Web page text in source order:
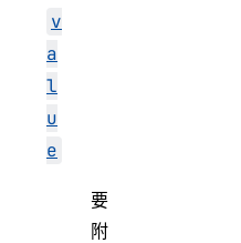
v
a
l
u
e
要
附